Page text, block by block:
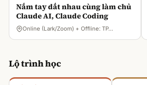
Nắm tay dắt nhau cùng làm chủ
Claude AI, Claude Coding
Online (Lark/Zoom) + Offline: TP…
Lộ trình học